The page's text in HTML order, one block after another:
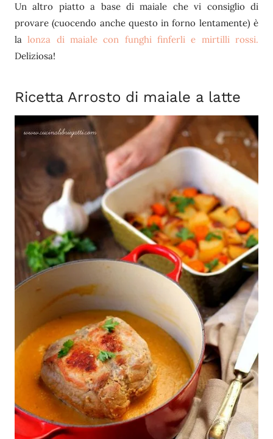
Un altro piatto a base di maiale che vi consiglio di
provare (cuocendo anche questo in forno lentamente) è
lalonza di maiale con funghi finferli e mirtilli rossi.
Deliziosa!
Ricetta Arrosto di maiale a latte